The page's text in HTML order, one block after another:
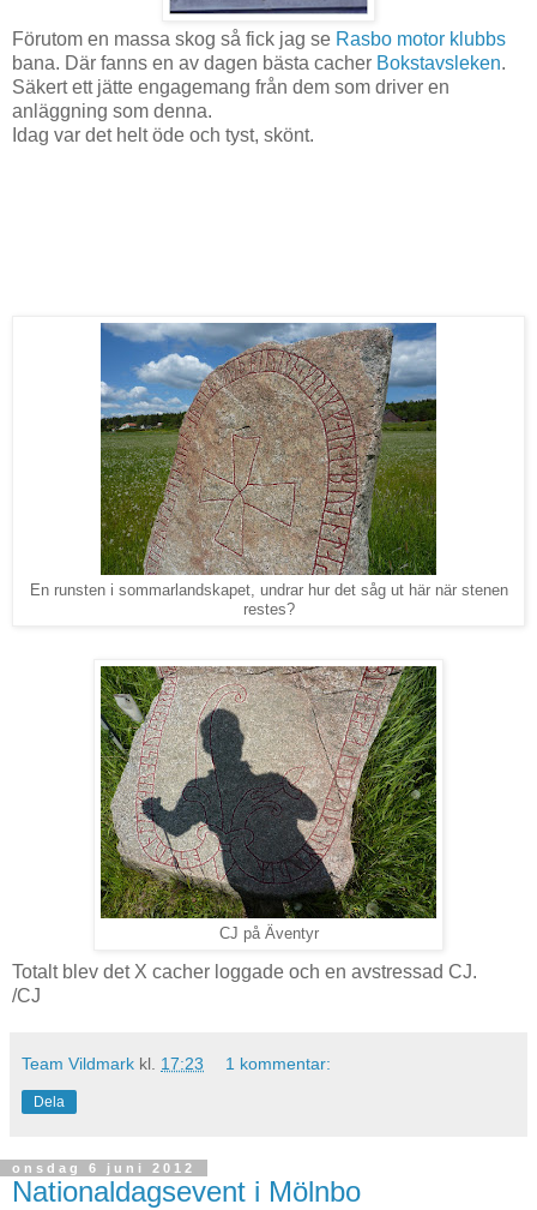
Förutom en massa skog så fick jag se Rasbo motor klubbs
bana. Där fanns en av dagen bästa cacher Bokstavsleken.
Säkert ett jätte engagemang från dem som driver en
anläggning som denna.
Idag var det helt öde och tyst, skönt.
En runsten i sommarlandskapet, undrar hur det såg ut här när stenen
restes?
CJ på Äventyr
Totalt blev det X cacher loggade och en avstressad CJ.
/CJ
Team Vildmark kl. 17:23 1 kommentar:
Dela
onsdag 6 juni 2012
Nationaldagsevent i Mölnbo